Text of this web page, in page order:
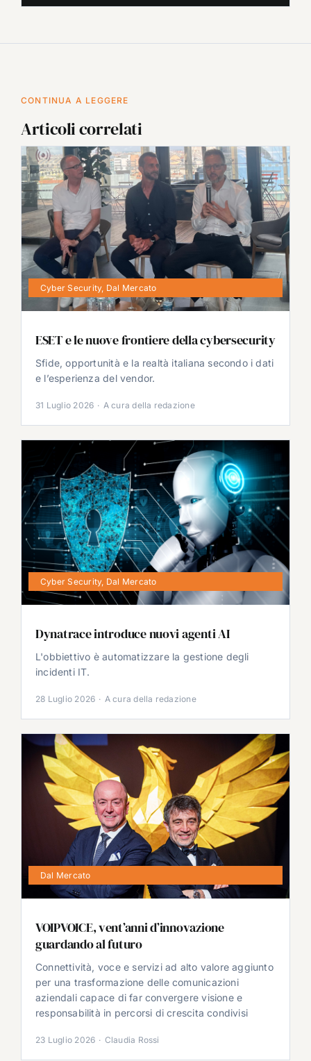
CONTINUA A LEGGERE
Articoli correlati
Cyber Security, Dal Mercato
ESET e le nuove frontiere della cybersecurity
Sfide, opportunità e la realtà italiana secondo i dati
e l’esperienza del vendor.
31 Luglio 2026 · A cura della redazione
Cyber Security, Dal Mercato
Dynatrace introduce nuovi agenti AI
L'obbiettivo è automatizzare la gestione degli
incidenti IT.
28 Luglio 2026 · A cura della redazione
Dal Mercato
VOIPVOICE, vent’anni d’innovazione
guardando al futuro
Connettività, voce e servizi ad alto valore aggiunto
per una trasformazione delle comunicazioni
aziendali capace di far convergere visione e
responsabilità in percorsi di crescita condivisi
23 Luglio 2026 · Claudia Rossi